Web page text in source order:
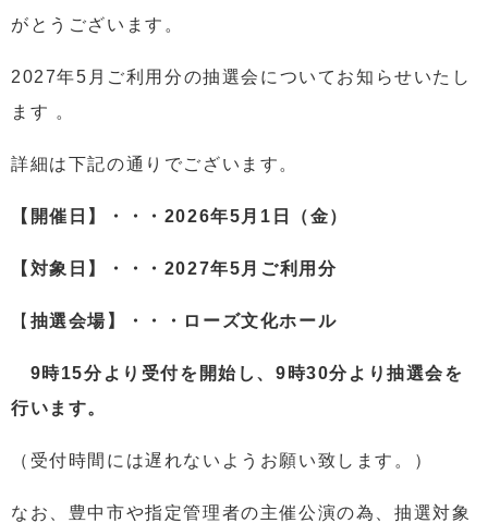
がとうございます。
2027年5月ご利用分の抽選会についてお知らせいたし
ます 。
詳細は下記の通りでございます。
【開催日】・・・2026年5月1日（金）
【対象日】・・・2027年5月ご利用分
【 抽選会場】・・・ローズ文化ホール
9時15分より受付を開始し、9時30分より抽選会を
行います。
（受付時間には遅れないようお願い致します。）
なお、豊中市や指定管理者の主催公演の為、抽選対象